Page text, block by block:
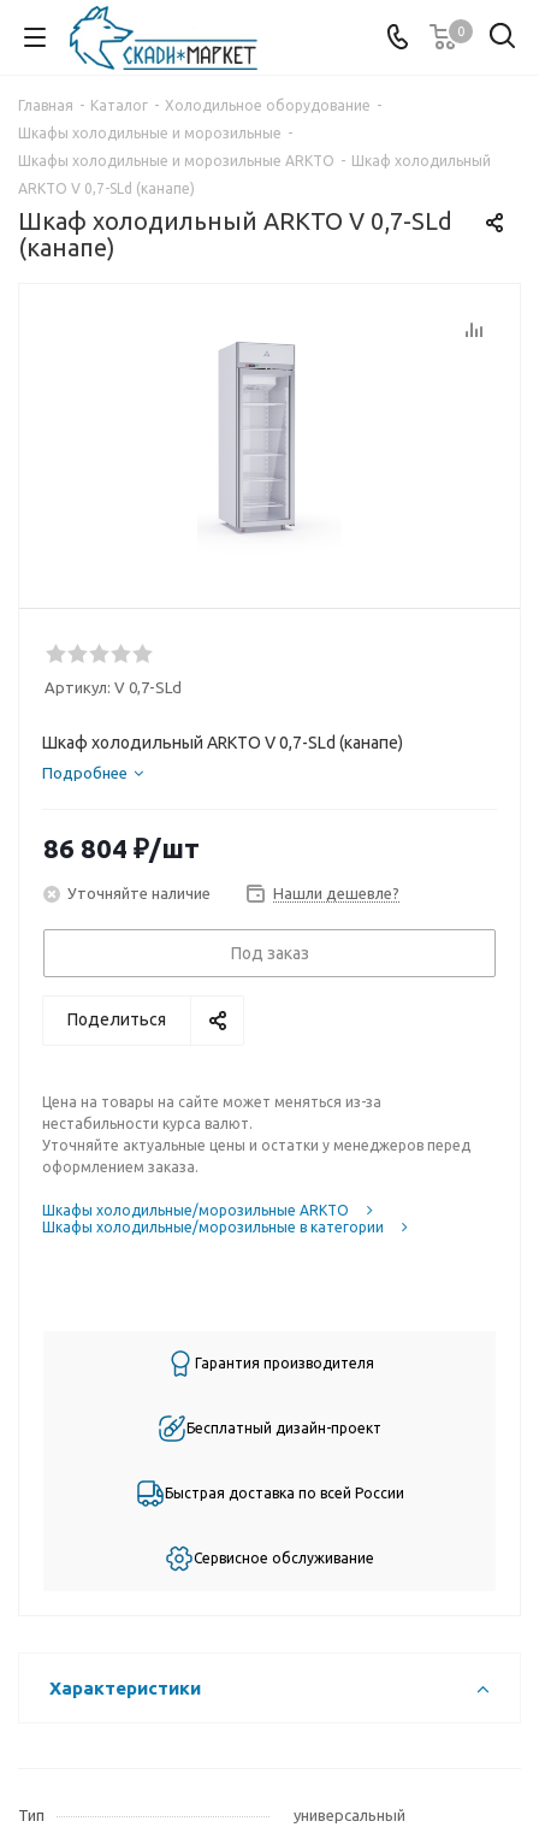
0
Главная - Каталог - Холодильное оборудование -
Шкафы холодильные и морозильные -
Шкафы холодильные и морозильные ARKTO - Шкаф холодильный
ARKTO V 0,7-SLd (канапе)
Шкаф холодильный ARKTO V 0,7-SLd
(канапе)
Артикул: V 0,7-SLd
Шкаф холодильный ARKTO V 0,7-SLd (канапе)
Подробнее
86 804 ₽/шт
Уточняйте наличие Нашли дешевле?
Под заказ
Поделиться
Цена на товары на сайте может меняться из-за
нестабильности курса валют.
Уточняйте актуальные цены и остатки у менеджеров перед
оформлением заказа.
Шкафы холодильные/морозильные ARKTO
Шкафы холодильные/морозильные в категории
Гарантия производителя
Бесплатный дизайн-проект
Быстрая доставка по всей России
Сервисное обслуживание
Характеристики
Тип
универсальный